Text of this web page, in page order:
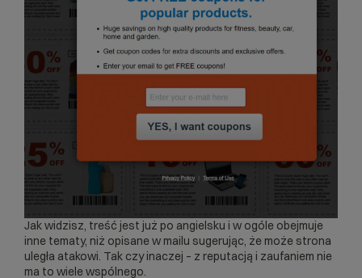
Jak widzisz, treść jest już po angielsku i w ogóle obejmuje
inne tematy, niż opisane w mailu sugerując, że może strona
uległa atakowi. Tak czy inaczej – z reputacją i zaufaniem nie
ma to wiele wspólnego.